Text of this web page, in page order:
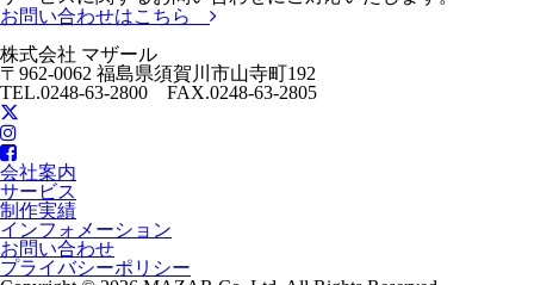
お問い合わせはこちら
株式会社 マザール
〒962-0062 福島県須賀川市山寺町192
TEL.0248-63-2800 FAX.0248-63-2805
会社案内
サービス
制作実績
インフォメーション
お問い合わせ
プライバシーポリシー